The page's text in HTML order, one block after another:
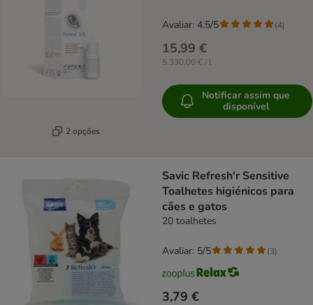
2 opções
15,99 €
5.330,00 € / l
Avaliar: 4.5/5 (4)
Notificar assim que
disponível
Savic Refresh'r Sensitive
Toalhetes higiénicos para
cães e gatos
20 toalhetes
3,79 €
Avaliar: 5/5 (3)